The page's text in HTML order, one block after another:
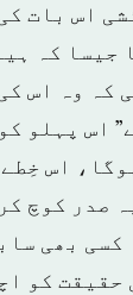
اس بات
جیسا کہ
کہ وہ اس
اس پہلو
اس
صدر کوچ
بھی
حقیقت کو